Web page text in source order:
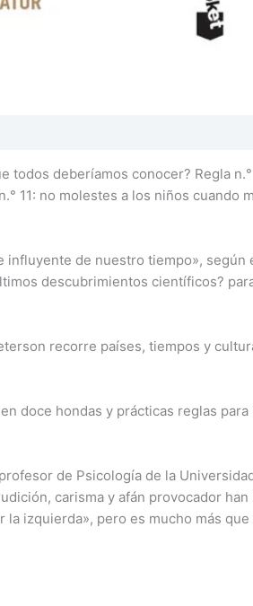
todos deberíamos conocer? Regla
11: no molestes a los niños
de nuestro tiempo»,
descubrimientos científicos?
recorre países, tiempos y
doce hondas y prácticas reglas
de Psicología de la
carisma y afán provocador
la izquierda», pero es mucho más